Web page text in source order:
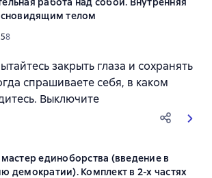
сновидящим телом
рейтинг 5 на основе 8 оценок
58
закрыть глаза и сохранять
спрашиваете себя, в каком
Выключите
единоборства (введение в
демократии). Комплект в 2-х частях